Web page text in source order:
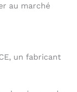
au marché
un fabricant